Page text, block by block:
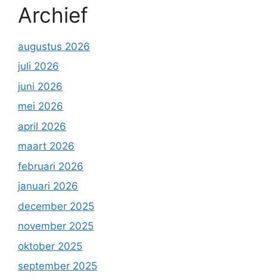
Archief
augustus 2026
juli 2026
juni 2026
mei 2026
april 2026
maart 2026
februari 2026
januari 2026
december 2025
november 2025
oktober 2025
september 2025